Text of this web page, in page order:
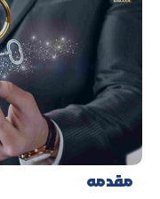
مقدمه